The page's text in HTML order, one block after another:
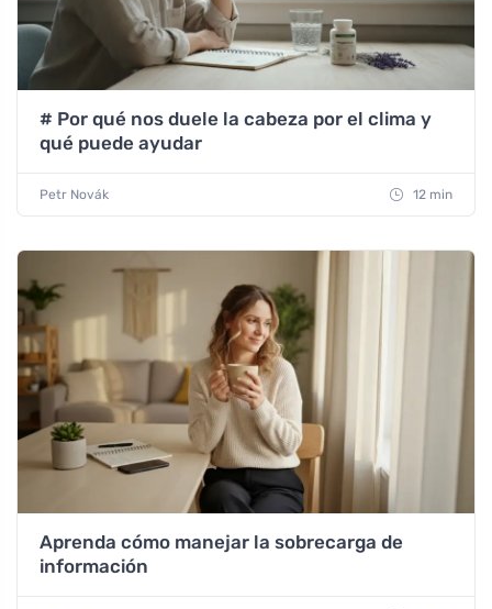
# Por qué nos duele la cabeza por el clima y
qué puede ayudar
Petr Novák 12 min
Aprenda cómo manejar la sobrecarga de
información